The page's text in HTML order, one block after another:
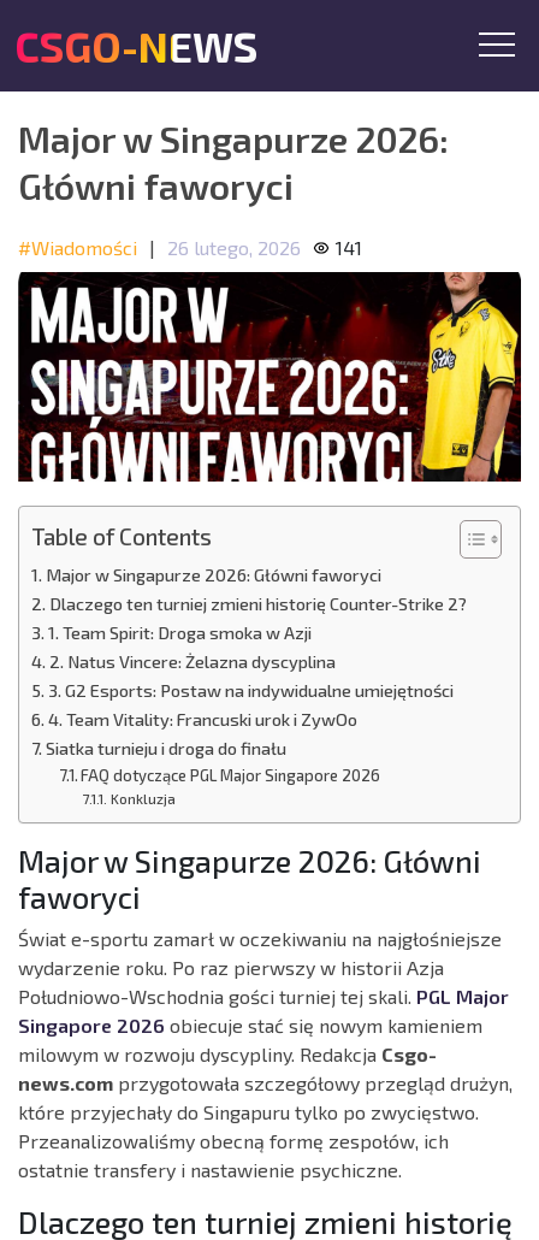
CSGO-NEWS
Major w Singapurze 2026:
Główni faworyci
#Wiadomości | 26 lutego, 2026 141
Table of Contents
Major w Singapurze 2026: Główni faworyci
Dlaczego ten turniej zmieni historię Counter-Strike 2?
1. Team Spirit: Droga smoka w Azji
2. Natus Vincere: Żelazna dyscyplina
3. G2 Esports: Postaw na indywidualne umiejętności
4. Team Vitality: Francuski urok i ZywOo
Siatka turnieju i droga do finału
FAQ dotyczące PGL Major Singapore 2026
Konkluzja
Major w Singapurze 2026: Główni
faworyci
Świat e-sportu zamarł w oczekiwaniu na najgłośniejsze
wydarzenie roku. Po raz pierwszy w historii Azja
Południowo-Wschodnia gości turniej tej skali. PGL Major
Singapore 2026 obiecuje stać się nowym kamieniem
milowym w rozwoju dyscypliny. Redakcja Csgo-
news.com przygotowała szczegółowy przegląd drużyn,
które przyjechały do Singapuru tylko po zwycięstwo.
Przeanalizowaliśmy obecną formę zespołów, ich
ostatnie transfery i nastawienie psychiczne.
Dlaczego ten turniej zmieni historię